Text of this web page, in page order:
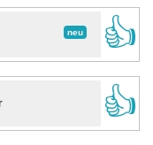
neu
👍
👍